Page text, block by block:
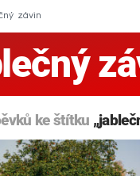
závin
ke štítku